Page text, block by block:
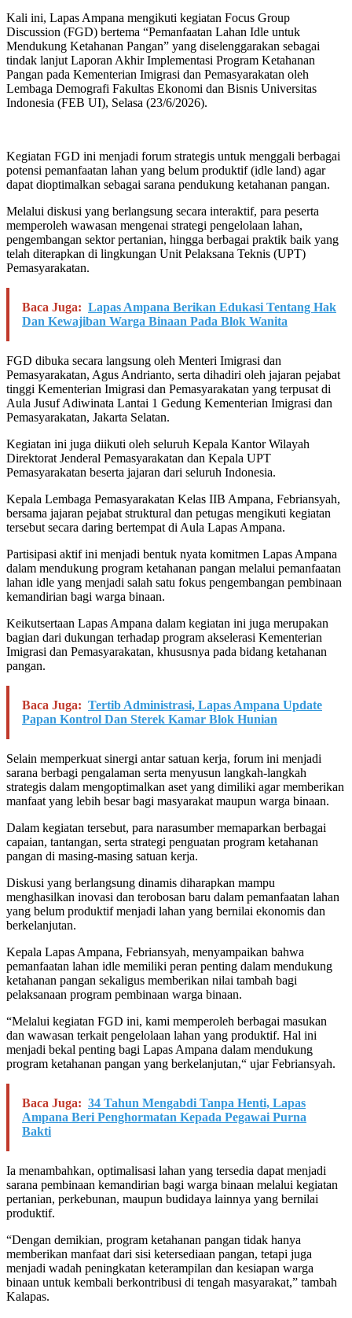
Kali ini, Lapas Ampana mengikuti kegiatan Focus Group
Discussion (FGD) bertema “Pemanfaatan Lahan Idle untuk
Mendukung Ketahanan Pangan” yang diselenggarakan sebagai
tindak lanjut Laporan Akhir Implementasi Program Ketahanan
Pangan pada Kementerian Imigrasi dan Pemasyarakatan oleh
Lembaga Demografi Fakultas Ekonomi dan Bisnis Universitas
Indonesia (FEB UI), Selasa (23/6/2026).
Kegiatan FGD ini menjadi forum strategis untuk menggali berbagai
potensi pemanfaatan lahan yang belum produktif (idle land) agar
dapat dioptimalkan sebagai sarana pendukung ketahanan pangan.
Melalui diskusi yang berlangsung secara interaktif, para peserta
memperoleh wawasan mengenai strategi pengelolaan lahan,
pengembangan sektor pertanian, hingga berbagai praktik baik yang
telah diterapkan di lingkungan Unit Pelaksana Teknis (UPT)
Pemasyarakatan.
Baca Juga: Lapas Ampana Berikan Edukasi Tentang Hak
Dan Kewajiban Warga Binaan Pada Blok Wanita
FGD dibuka secara langsung oleh Menteri Imigrasi dan
Pemasyarakatan, Agus Andrianto, serta dihadiri oleh jajaran pejabat
tinggi Kementerian Imigrasi dan Pemasyarakatan yang terpusat di
Aula Jusuf Adiwinata Lantai 1 Gedung Kementerian Imigrasi dan
Pemasyarakatan, Jakarta Selatan.
Kegiatan ini juga diikuti oleh seluruh Kepala Kantor Wilayah
Direktorat Jenderal Pemasyarakatan dan Kepala UPT
Pemasyarakatan beserta jajaran dari seluruh Indonesia.
Kepala Lembaga Pemasyarakatan Kelas IIB Ampana, Febriansyah,
bersama jajaran pejabat struktural dan petugas mengikuti kegiatan
tersebut secara daring bertempat di Aula Lapas Ampana.
Partisipasi aktif ini menjadi bentuk nyata komitmen Lapas Ampana
dalam mendukung program ketahanan pangan melalui pemanfaatan
lahan idle yang menjadi salah satu fokus pengembangan pembinaan
kemandirian bagi warga binaan.
Keikutsertaan Lapas Ampana dalam kegiatan ini juga merupakan
bagian dari dukungan terhadap program akselerasi Kementerian
Imigrasi dan Pemasyarakatan, khususnya pada bidang ketahanan
pangan.
Baca Juga: Tertib Administrasi, Lapas Ampana Update
Papan Kontrol Dan Sterek Kamar Blok Hunian
Selain memperkuat sinergi antar satuan kerja, forum ini menjadi
sarana berbagi pengalaman serta menyusun langkah-langkah
strategis dalam mengoptimalkan aset yang dimiliki agar memberikan
manfaat yang lebih besar bagi masyarakat maupun warga binaan.
Dalam kegiatan tersebut, para narasumber memaparkan berbagai
capaian, tantangan, serta strategi penguatan program ketahanan
pangan di masing-masing satuan kerja.
Diskusi yang berlangsung dinamis diharapkan mampu
menghasilkan inovasi dan terobosan baru dalam pemanfaatan lahan
yang belum produktif menjadi lahan yang bernilai ekonomis dan
berkelanjutan.
Kepala Lapas Ampana, Febriansyah, menyampaikan bahwa
pemanfaatan lahan idle memiliki peran penting dalam mendukung
ketahanan pangan sekaligus memberikan nilai tambah bagi
pelaksanaan program pembinaan warga binaan.
“Melalui kegiatan FGD ini, kami memperoleh berbagai masukan
dan wawasan terkait pengelolaan lahan yang produktif. Hal ini
menjadi bekal penting bagi Lapas Ampana dalam mendukung
program ketahanan pangan yang berkelanjutan,“ ujar Febriansyah.
Baca Juga: 34 Tahun Mengabdi Tanpa Henti, Lapas
Ampana Beri Penghormatan Kepada Pegawai Purna
Bakti
Ia menambahkan, optimalisasi lahan yang tersedia dapat menjadi
sarana pembinaan kemandirian bagi warga binaan melalui kegiatan
pertanian, perkebunan, maupun budidaya lainnya yang bernilai
produktif.
“Dengan demikian, program ketahanan pangan tidak hanya
memberikan manfaat dari sisi ketersediaan pangan, tetapi juga
menjadi wadah peningkatan keterampilan dan kesiapan warga
binaan untuk kembali berkontribusi di tengah masyarakat,” tambah
Kalapas.